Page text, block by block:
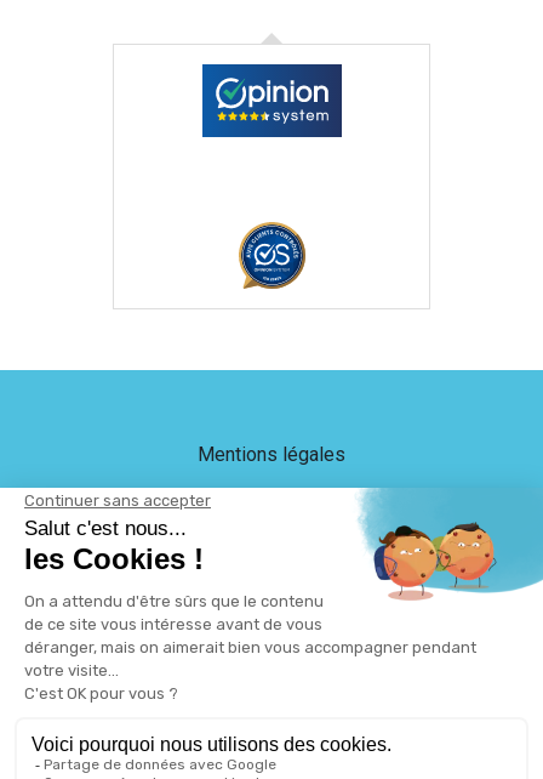
Mentions légales
LEB Communication
Protection des données